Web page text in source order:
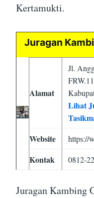
Kertamukti.
Juragan
Alamat
Jl.
Lihat
Website
https://
Kontak 0812-
Juragan Kambing